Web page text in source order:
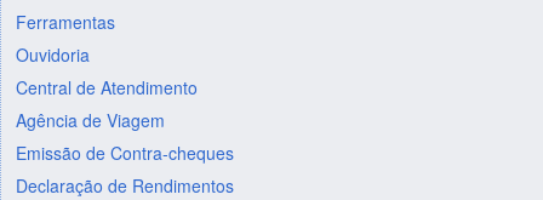
Ferramentas
Ouvidoria
Central de Atendimento
Agência de Viagem
Emissão de Contra-cheques
Declaração de Rendimentos